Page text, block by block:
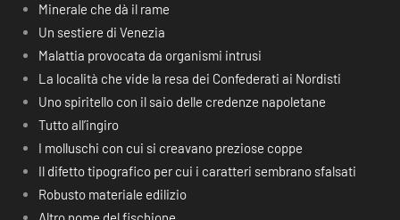
Minerale che dà il rame
Un sestiere di Venezia
Malattia provocata da organismi intrusi
La località che vide la resa dei Confederati ai Nordisti
Uno spiritello con il saio delle credenze napoletane
Tutto all’ingiro
I molluschi con cui si creavano preziose coppe
Il difetto tipografico per cui i caratteri sembrano sfalsati
Robusto materiale edilizio